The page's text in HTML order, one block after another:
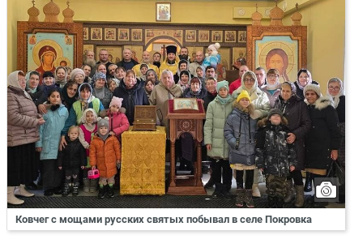
Ковчег с мощами русских святых побывал в селе Покровка